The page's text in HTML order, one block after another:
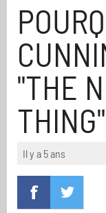
"THE
Il y a 5 ans